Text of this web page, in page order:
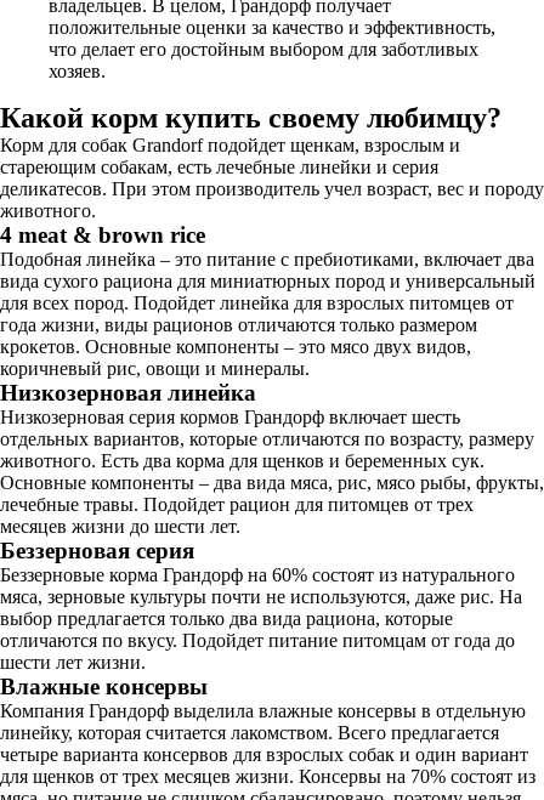
владельцев. В целом, Грандорф получает
положительные оценки за качество и эффективность,
что делает его достойным выбором для заботливых
хозяев.
Какой корм купить своему любимцу?
Корм для собак Grandorf подойдет щенкам, взрослым и
стареющим собакам, есть лечебные линейки и серия
деликатесов. При этом производитель учел возраст, вес и породу
животного.
4 meat & brown rice
Подобная линейка – это питание с пребиотиками, включает два
вида сухого рациона для миниатюрных пород и универсальный
для всех пород. Подойдет линейка для взрослых питомцев от
года жизни, виды рационов отличаются только размером
крокетов. Основные компоненты – это мясо двух видов,
коричневый рис, овощи и минералы.
Низкозерновая линейка
Низкозерновая серия кормов Грандорф включает шесть
отдельных вариантов, которые отличаются по возрасту, размеру
животного. Есть два корма для щенков и беременных сук.
Основные компоненты – два вида мяса, рис, мясо рыбы, фрукты,
лечебные травы. Подойдет рацион для питомцев от трех
месяцев жизни до шести лет.
Беззерновая серия
Беззерновые корма Грандорф на 60% состоят из натурального
мяса, зерновые культуры почти не используются, даже рис. На
выбор предлагается только два вида рациона, которые
отличаются по вкусу. Подойдет питание питомцам от года до
шести лет жизни.
Влажные консервы
Компания Грандорф выделила влажные консервы в отдельную
линейку, которая считается лакомством. Всего предлагается
четыре варианта консервов для взрослых собак и один вариант
для щенков от трех месяцев жизни. Консервы на 70% состоят из